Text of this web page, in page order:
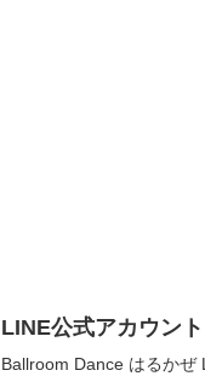
LINE公式アカウン
Ballroom Dance はるか